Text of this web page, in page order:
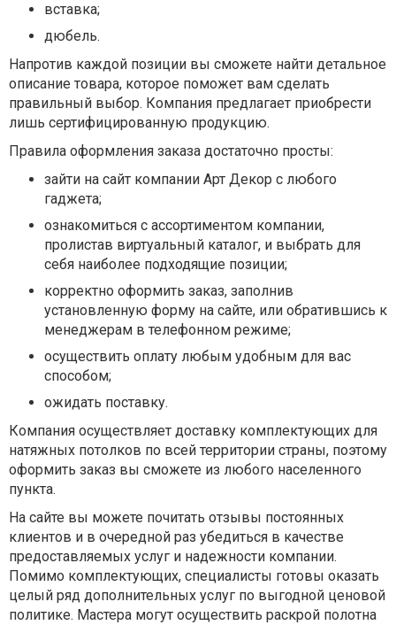
вставка;
дюбель.
Напротив каждой позиции вы сможете найти детальное
описание товара, которое поможет вам сделать
правильный выбор. Компания предлагает приобрести
лишь сертифицированную продукцию.
Правила оформления заказа достаточно просты:
зайти на сайт компании Арт Декор с любого
гаджета;
ознакомиться с ассортиментом компании,
пролистав виртуальный каталог, и выбрать для
себя наиболее подходящие позиции;
корректно оформить заказ, заполнив
установленную форму на сайте, или обратившись к
менеджерам в телефонном режиме;
осуществить оплату любым удобным для вас
способом;
ожидать поставку.
Компания осуществляет доставку комплектующих для
натяжных потолков по всей территории страны, поэтому
оформить заказ вы сможете из любого населенного
пункта.
На сайте вы можете почитать отзывы постоянных
клиентов и в очередной раз убедиться в качестве
предоставляемых услуг и надежности компании.
Помимо комплектующих, специалисты готовы оказать
целый ряд дополнительных услуг по выгодной ценовой
политике. Мастера могут осуществить раскрой полотна